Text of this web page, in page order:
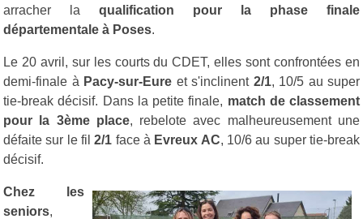
arracher la qualification pour la phase finale
départementale à Poses.
Le 20 avril, sur les courts du CDET, elles sont confrontées en
demi-finale à Pacy-sur-Eure et s'inclinent 2/1, 10/5 au super
tie-break décisif. Dans la petite finale, match de classement
pour la 3ème place, rebelote avec malheureusement une
défaite sur le fil2/1 face à Evreux AC, 10/6 au super tie-break
décisif.
Chez les
seniors,